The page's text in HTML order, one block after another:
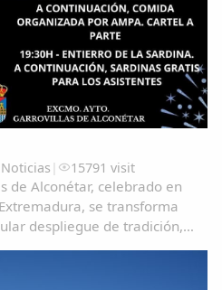
Noticias | 15791 visit
de Alconétar, celebrado en
se transforma
despliegue de tradición,